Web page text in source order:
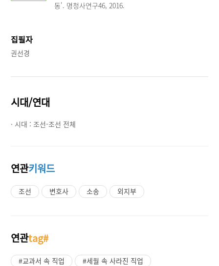
동'. 명청사연구46, 2016.
집필자
권선경
시대/연대
· 시대 :조선-조선 전체
연관키워드
조선 변호사 소송 외지부
연관tag#
#교과서 속 직업
#세월 속 사라진 직업